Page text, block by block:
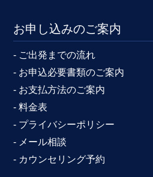
お申し込みのご案内
- ご出発までの流れ
- お申込必要書類のご案内
- お支払方法のご案内
- 料金表
- プライバシーポリシー
- メール相談
- カウンセリング予約